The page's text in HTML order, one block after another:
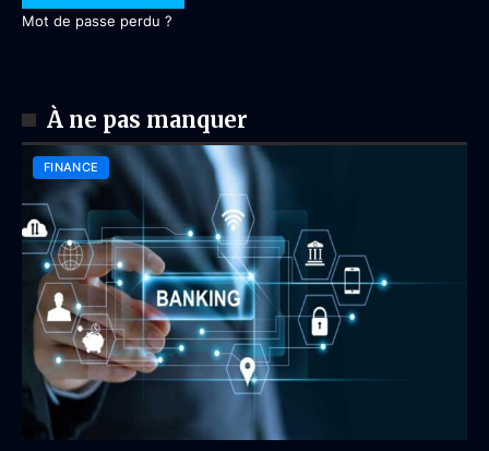
Mot de passe perdu ?
À ne pas manquer
FINANCE